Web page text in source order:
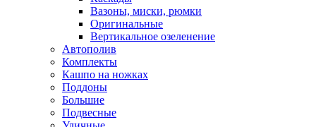
Вазоны, миски, рюмки
Оригинальные
Вертикальное озеленение
Автополив
Комплекты
Кашпо на ножках
Поддоны
Большие
Подвесные